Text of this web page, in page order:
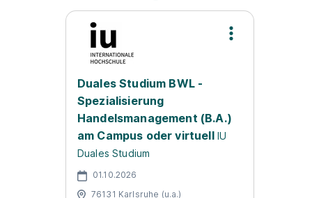
Duales Studium BWL -
Spezialisierung
Handelsmanagement (B.A.)
am Campus oder virtuell IU
Duales Studium
01.10.2026
76131 Karlsruhe (u.a.)